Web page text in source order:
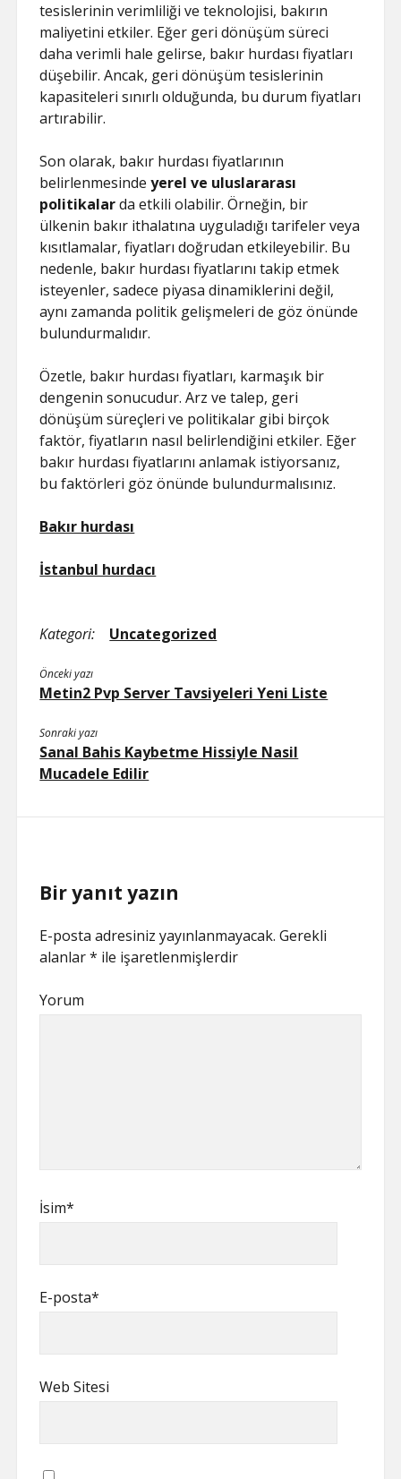
tesislerinin verimliliği ve teknolojisi, bakırın
maliyetini etkiler. Eğer geri dönüşüm süreci
daha verimli hale gelirse, bakır hurdası fiyatları
düşebilir. Ancak, geri dönüşüm tesislerinin
kapasiteleri sınırlı olduğunda, bu durum fiyatları
artırabilir.
Son olarak, bakır hurdası fiyatlarının
belirlenmesindeyerel ve uluslararası
politikalarda etkili olabilir. Örneğin, bir
ülkenin bakır ithalatına uyguladığı tarifeler veya
kısıtlamalar, fiyatları doğrudan etkileyebilir. Bu
nedenle, bakır hurdası fiyatlarını takip etmek
isteyenler, sadece piyasa dinamiklerini değil,
aynı zamanda politik gelişmeleri de göz önünde
bulundurmalıdır.
Özetle, bakır hurdası fiyatları, karmaşık bir
dengenin sonucudur. Arz ve talep, geri
dönüşüm süreçleri ve politikalar gibi birçok
faktör, fiyatların nasıl belirlendiğini etkiler. Eğer
bakır hurdası fiyatlarını anlamak istiyorsanız,
bu faktörleri göz önünde bulundurmalısınız.
Bakır hurdası
İstanbul hurdacı
Kategori: Uncategorized
Önceki yazı
Metin2 Pvp Server Tavsiyeleri Yeni Liste
Sonraki yazı
Sanal Bahis Kaybetme Hissiyle Nasil
Mucadele Edilir
Bir yanıt yazın
E-posta adresiniz yayınlanmayacak. Gerekli
alanlar* ile işaretlenmişlerdir
Yorum
İsim*
E-posta*
Web Sitesi